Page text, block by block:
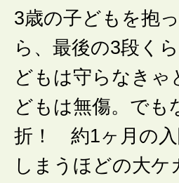
3歳の子どもを抱
ら、最後の3段く
どもは守らなきゃ
どもは無傷。でも
折！ 約1ヶ月の入
しまうほどの大